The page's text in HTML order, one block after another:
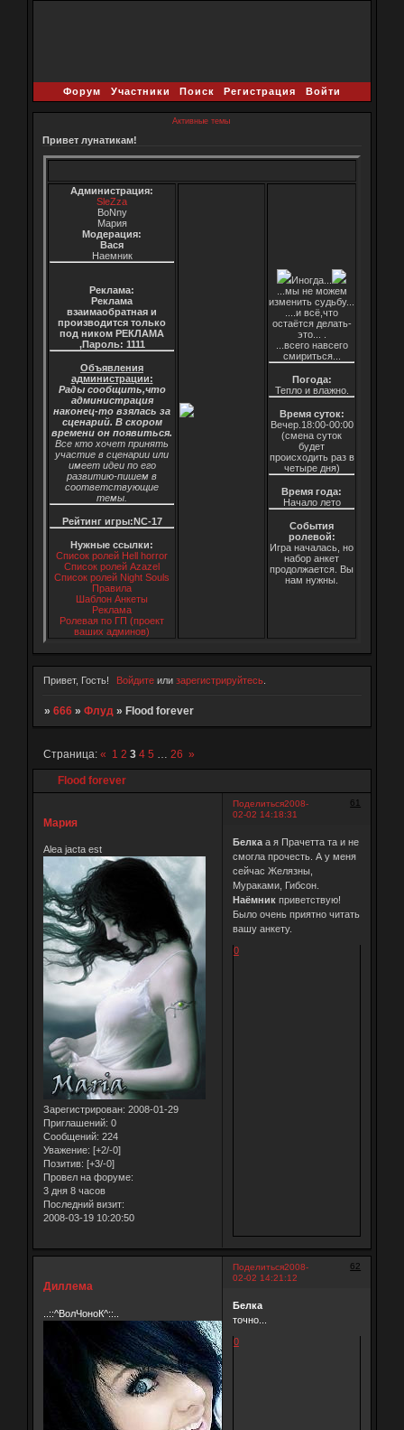
Форум Участники Поиск Регистрация Войти
Активные темы
Привет лунатикам!
Администрация:
SleZza
BoNny
Мария
Модерация:
Вася
Наемник
Реклама:
Реклама
взаимаобратная и
производится только
под ником РЕКЛАМА
,Пароль: 1111
Объявления
администрации:
Рады сообщить,что
администрация
наконец-то взялась за
сценарий. В скором
времени он появиться.
Все кто хочет принять
участие в сценарии или
имеет идеи по его
развитию-пишем в
соответствующие
темы.
Рейтинг игры:NC-17
Нужные ссылки:
Список ролей Hell horror
Список ролей Azazel
Список ролей Night Souls
Правила
Шаблон Анкеты
Реклама
Ролевая по ГП (проект
ваших админов)
Иногда...
...мы не можем
изменить судьбу...
....и всё,что
остаётся делать-
это... .
...всего навсего
смириться...
Погода:
Тепло и влажно.
Время суток:
Вечер.18:00-00:00
(смена суток
будет
происходить раз в
четыре дня)
Время года:
Начало лето
События
ролевой:
Игра началась, но
набор анкет
продолжается. Вы
нам нужны.
Привет, Гость! Войдите илизарегистрируйтесь
» 666 » Флуд » Flood forever
Flood forever
Страница: « 1 2 3 4 5 … 26 »
Поделиться 61
2008-
02-02 14:18:31
Мария
Alea jacta est
Зарегистрирован: 2008-01-29
Приглашений: 0
Сообщений: 224
Уважение: [+2/-0]
Позитив: [+3/-0]
Провел на форуме:
3 дня 8 часов
Последний визит:
2008-03-19 10:20:50
Белкаа я Прачетта та и не
смогла прочесть. А у меня
сейчас Желязны,
Мураками, Гибсон.
Наёмникприветствую!
Было очень приятно читать
вашу анкету.
0
Поделиться 62
2008-
02-02 14:21:12
Диллема
..::^ВолЧоноК^::..
Белка
точно...
0